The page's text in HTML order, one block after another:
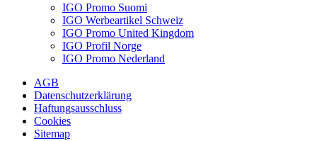
IGO Promo Suomi
IGO Werbeartikel Schweiz
IGO Promo United Kingdom
IGO Profil Norge
IGO Promo Nederland
AGB
Datenschutzerklärung
Haftungsausschluss
Cookies
Sitemap